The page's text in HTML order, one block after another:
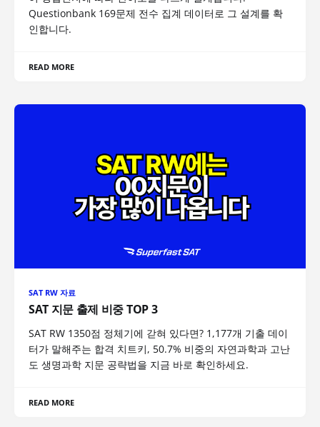
Questionbank 169문제 전수 집계 데이터로 그 설계를 확
인합니다.
READ MORE
SAT RW 자료
SAT 지문 출제 비중 TOP 3
SAT RW 1350점 정체기에 갇혀 있다면? 1,177개 기출 데이
터가 말해주는 합격 치트키, 50.7% 비중의 자연과학과 고난
도 생명과학 지문 공략법을 지금 바로 확인하세요.
READ MORE